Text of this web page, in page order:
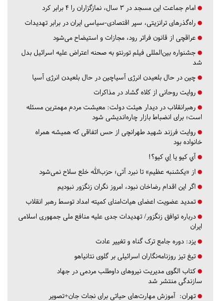
امام جماعت این مسجد در ۳ سال، نمازگزاران را ۴ برابر کرد
راه‌گذرهای ترانزیتی، سپر اقتصادی-سیاسی ایران در برابر تهدیدات
عراقچی از قانون فراتر رود، مجازات و استیضاح می‌شود
جشنواره بین‌المللی فیلم تورنتو به صحنه اعتراض علیه اسرائیل بدل
شد
چین در حال بلعیدن انرژی آسیاچین در حال بلعیدن انرژی آسیا
روایت روحانی از کلاه گشاد در مذاکرات
رهبرانقلاب در دیدار هیئت دولت: معیشت مردم مهمترین مسئله
است؛ برای انضباط بازار چاره‌اندیشی شود
روایت فرزند شهید طهرانچی از حس اتفاقی که همیشه همراه
خانواده بود
آي كيو يا اِي كيو؟!
از «یکشنبه عظیم» تا نبرد آتی؛ حزب‌الله خلع سلاح نمی‌شود
اگر این اقدام رضاخان نبود، امروز نگران زنگزور نبودیم
تمدید عضویت اعضای هیات‌امنای کمیته امداد توسط رهبر انقلاب
درباره توافق زنگزور/ تهدیدات جدی علیه منافع ملی جمهوری اسلامی
ایران
یزد: دوره جامع ترک گناه و تغییر عادت
تیغ تیز روزنامه‌نگاران اسرائیلی بر گلوی نتانیاهو
کتاب الگوی مدیریت نیروهای داوطلب مردمی در جهاد
سازندگی منتشر شد
تهران: آموزش مهارت‌های حیاتی برای نجات جان+تصویر